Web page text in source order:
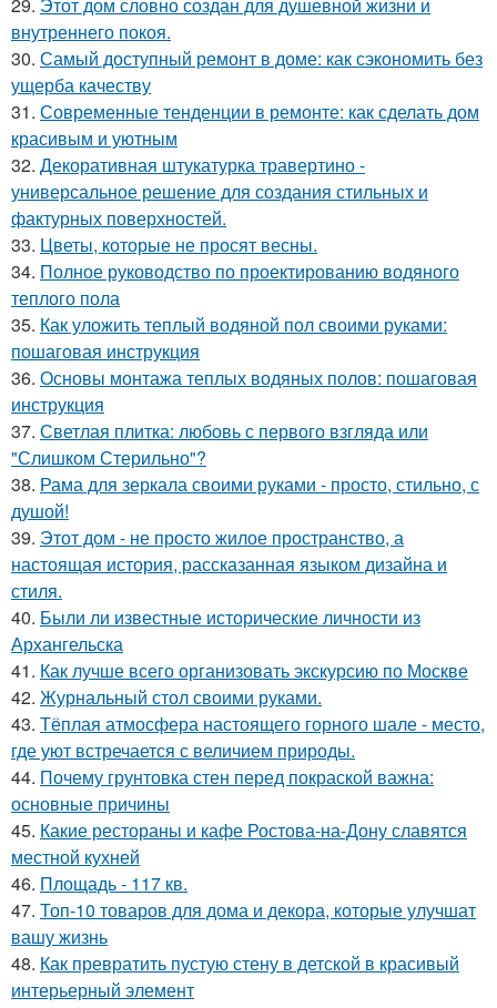
внутреннего покоя.
30. Самый доступный ремонт в доме: как сэкономить без
ущерба качеству
31. Современные тенденции в ремонте: как сделать дом
красивым и уютным
32. Декоративная штукатурка травертино -
универсальное решение для создания стильных и
фактурных поверхностей.
33. Цветы, которые не просят весны.
34. Полное руководство по проектированию водяного
теплого пола
35. Как уложить теплый водяной пол своими руками:
пошаговая инструкция
36. Основы монтажа теплых водяных полов: пошаговая
инструкция
37. Светлая плитка: любовь с первого взгляда или
"Слишком Стерильно"?
38. Рама для зеркала своими руками - просто, стильно, с
душой!
39. Этот дом - не просто жилое пространство, а
настоящая история, рассказанная языком дизайна и
стиля.
40. Были ли известные исторические личности из
Архангельска
41. Как лучше всего организовать экскурсию по Москве
42. Журнальный стол своими руками.
43. Тёплая атмосфера настоящего горного шале - место,
где уют встречается с величием природы.
44. Почему грунтовка стен перед покраской важна:
основные причины
45. Какие рестораны и кафе Ростова-на-Дону славятся
местной кухней
46. Площадь - 117 кв.
47. Топ-10 товаров для дома и декора, которые улучшат
вашу жизнь
48. Как превратить пустую стену в детской в красивый
интерьерный элемент